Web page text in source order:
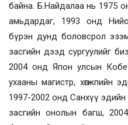
байна. Б.Найдалаа нь 1975
амьдардаг, 1993 онд
бүрэн дунд боловсрол
засгийн дээд сургуулийг
2004 онд Япон улсын Кобе
ухааны магистр, хөгжпийн
1997-2002 онд Санхүү
засгийн онолын багш,